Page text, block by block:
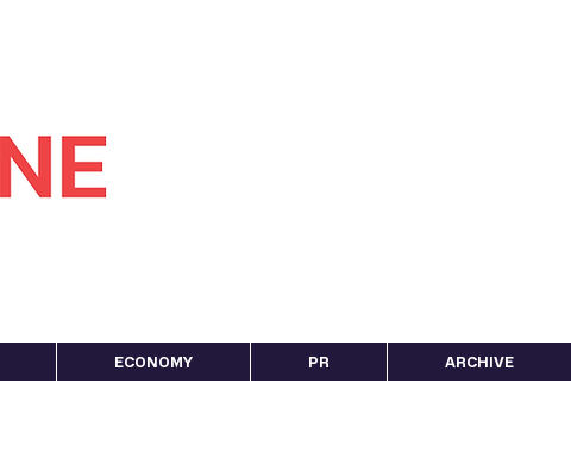
ECONOMY PR ARCHIVE